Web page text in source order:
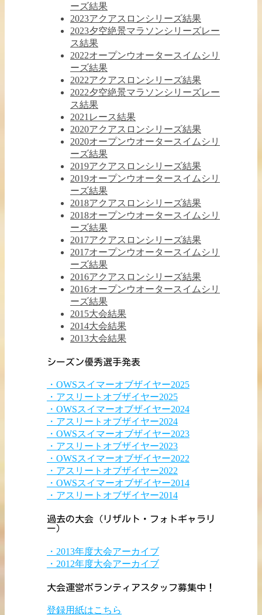
ーズ結果
2023アクアスロンシリーズ結果
2023夕空絶景マラソンシリーズレー
ス結果
2022オープンウオータースイムシリ
ーズ結果
2022アクアスロンシリーズ結果
2022夕空絶景マラソンシリーズレー
ス結果
2021レース結果
2020アクアスロンシリーズ結果
2020オープンウオータースイムシリ
ーズ結果
2019アクアスロンシリーズ結果
2019オープンウオータースイムシリ
ーズ結果
2018アクアスロンシリーズ結果
2018オープンウオータースイムシリ
ーズ結果
2017アクアスロンシリーズ結果
2017オープンウオータースイムシリ
ーズ結果
2016アクアスロンシリーズ結果
2016オープンウオータースイムシリ
ーズ結果
2015大会結果
2014大会結果
2013大会結果
シーズン優秀選手発表
・OWSスイマーオブザイヤー2025
・アスリートオブザイヤー2025
・OWSスイマーオブザイヤー2024
・アスリートオブザイヤー2024
・OWSスイマーオブザイヤー2023
・アスリートオブザイヤー2023
・OWSスイマーオブザイヤー2022
・アスリートオブザイヤー2022
・OWSスイマーオブザイヤー2014
・アスリートオブザイヤー2014
過去の大会（リザルト・フォトギャラリ
ー）
・2013年度大会アーカイブ
・2012年度大会アーカイブ
大会運営ボランティアスタッフ募集中！
登録用紙はこちら